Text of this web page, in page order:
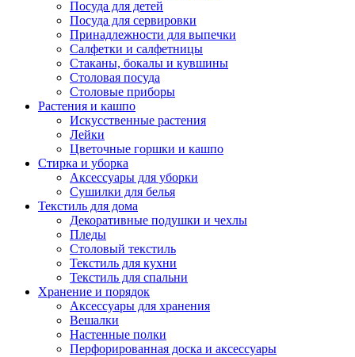
Посуда для детей
Посуда для сервировки
Принадлежности для выпечки
Салфетки и салфетницы
Стаканы, бокалы и кувшины
Столовая посуда
Столовые приборы
Растения и кашпо
Искусственные растения
Лейки
Цветочные горшки и кашпо
Стирка и уборка
Аксессуары для уборки
Сушилки для белья
Текстиль для дома
Декоративные подушки и чехлы
Пледы
Столовый текстиль
Текстиль для кухни
Текстиль для спальни
Хранение и порядок
Аксессуары для хранения
Вешалки
Настенные полки
Перфорированная доска и аксессуары